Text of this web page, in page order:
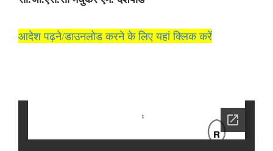
आदेश पढ़ने/डाउनलोड करने के लिए यहां क्लिक करें